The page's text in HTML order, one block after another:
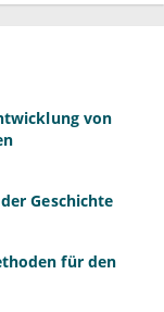
von
Geschichte
für den